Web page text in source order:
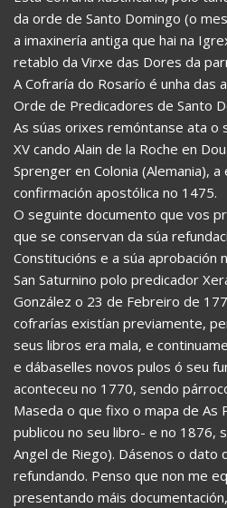
da orde de Santo Domingo (o
a imaxinería antiga que hai na
retablo da Virxe das Dores da
A Cofraría do Rosarío é unha das
Orde de Predicadores de Santo
As súas orixes remóntanse ata o
XV cando Alain de la Roche en
Sprenger en Colonia (Alemania),
confirmación apostólica no 1475.
O seguinte documento que vos
que se conservan da súa
Constitucións e a súa aprobación
San Saturnino polo predicador
González o 23 de Febreiro de
cofrarías existían previamente,
seus libros era mala, e
e dábaselles novos pulos ó seu
aconteceu no 1770, sendo
Maseda o que fixo o mapa de
publicou no seu libro- e no 1876,
Angel de Riego). Dásenos o dato
refundando. Penso que non me
presentando máis